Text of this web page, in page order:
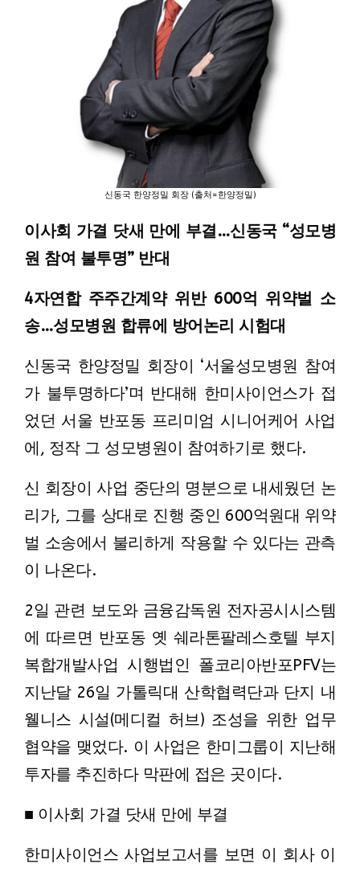
신동국 한양정밀 회장 (출처=한양정밀)
이사회 가결 닷새 만에 부결…신동국 “성모병
원 참여 불투명” 반대
4자연합 주주간계약 위반 600억 위약벌 소
송…성모병원 합류에 방어논리 시험대
신동국 한양정밀 회장이 ‘서울성모병원 참여
가 불투명하다’며 반대해 한미사이언스가 접
었던 서울 반포동 프리미엄 시니어케어 사업
에, 정작 그 성모병원이 참여하기로 했다.
신 회장이 사업 중단의 명분으로 내세웠던 논
리가, 그를 상대로 진행 중인 600억원대 위약
벌 소송에서 불리하게 작용할 수 있다는 관측
이 나온다.
2일 관련 보도와 금융감독원 전자공시시스템
에 따르면 반포동 옛 쉐라톤팔레스호텔 부지
복합개발사업 시행법인 폴코리아반포PFV는
지난달 26일 가톨릭대 산학협력단과 단지 내
웰니스 시설(메디컬 허브) 조성을 위한 업무
협약을 맺었다. 이 사업은 한미그룹이 지난해
투자를 추진하다 막판에 접은 곳이다.
■ 이사회 가결 닷새 만에 부결
한미사이언스 사업보고서를 보면 이 회사 이